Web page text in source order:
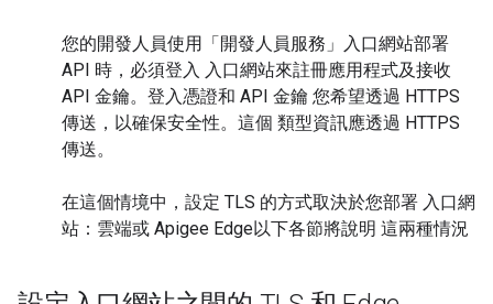
您的開發人員使用「開發人員服務」入口網站部署
API 時，必須登入 入口網站來註冊應用程式及接收
API 金鑰。登入憑證和 API 金鑰 您希望透過 HTTPS
傳送，以確保安全性。這個 類型資訊應透過 HTTPS
傳送。
在這個情境中，設定 TLS 的方式取決於您部署 入口網
站：雲端或 Apigee Edge以下各節將說明 這兩種情況